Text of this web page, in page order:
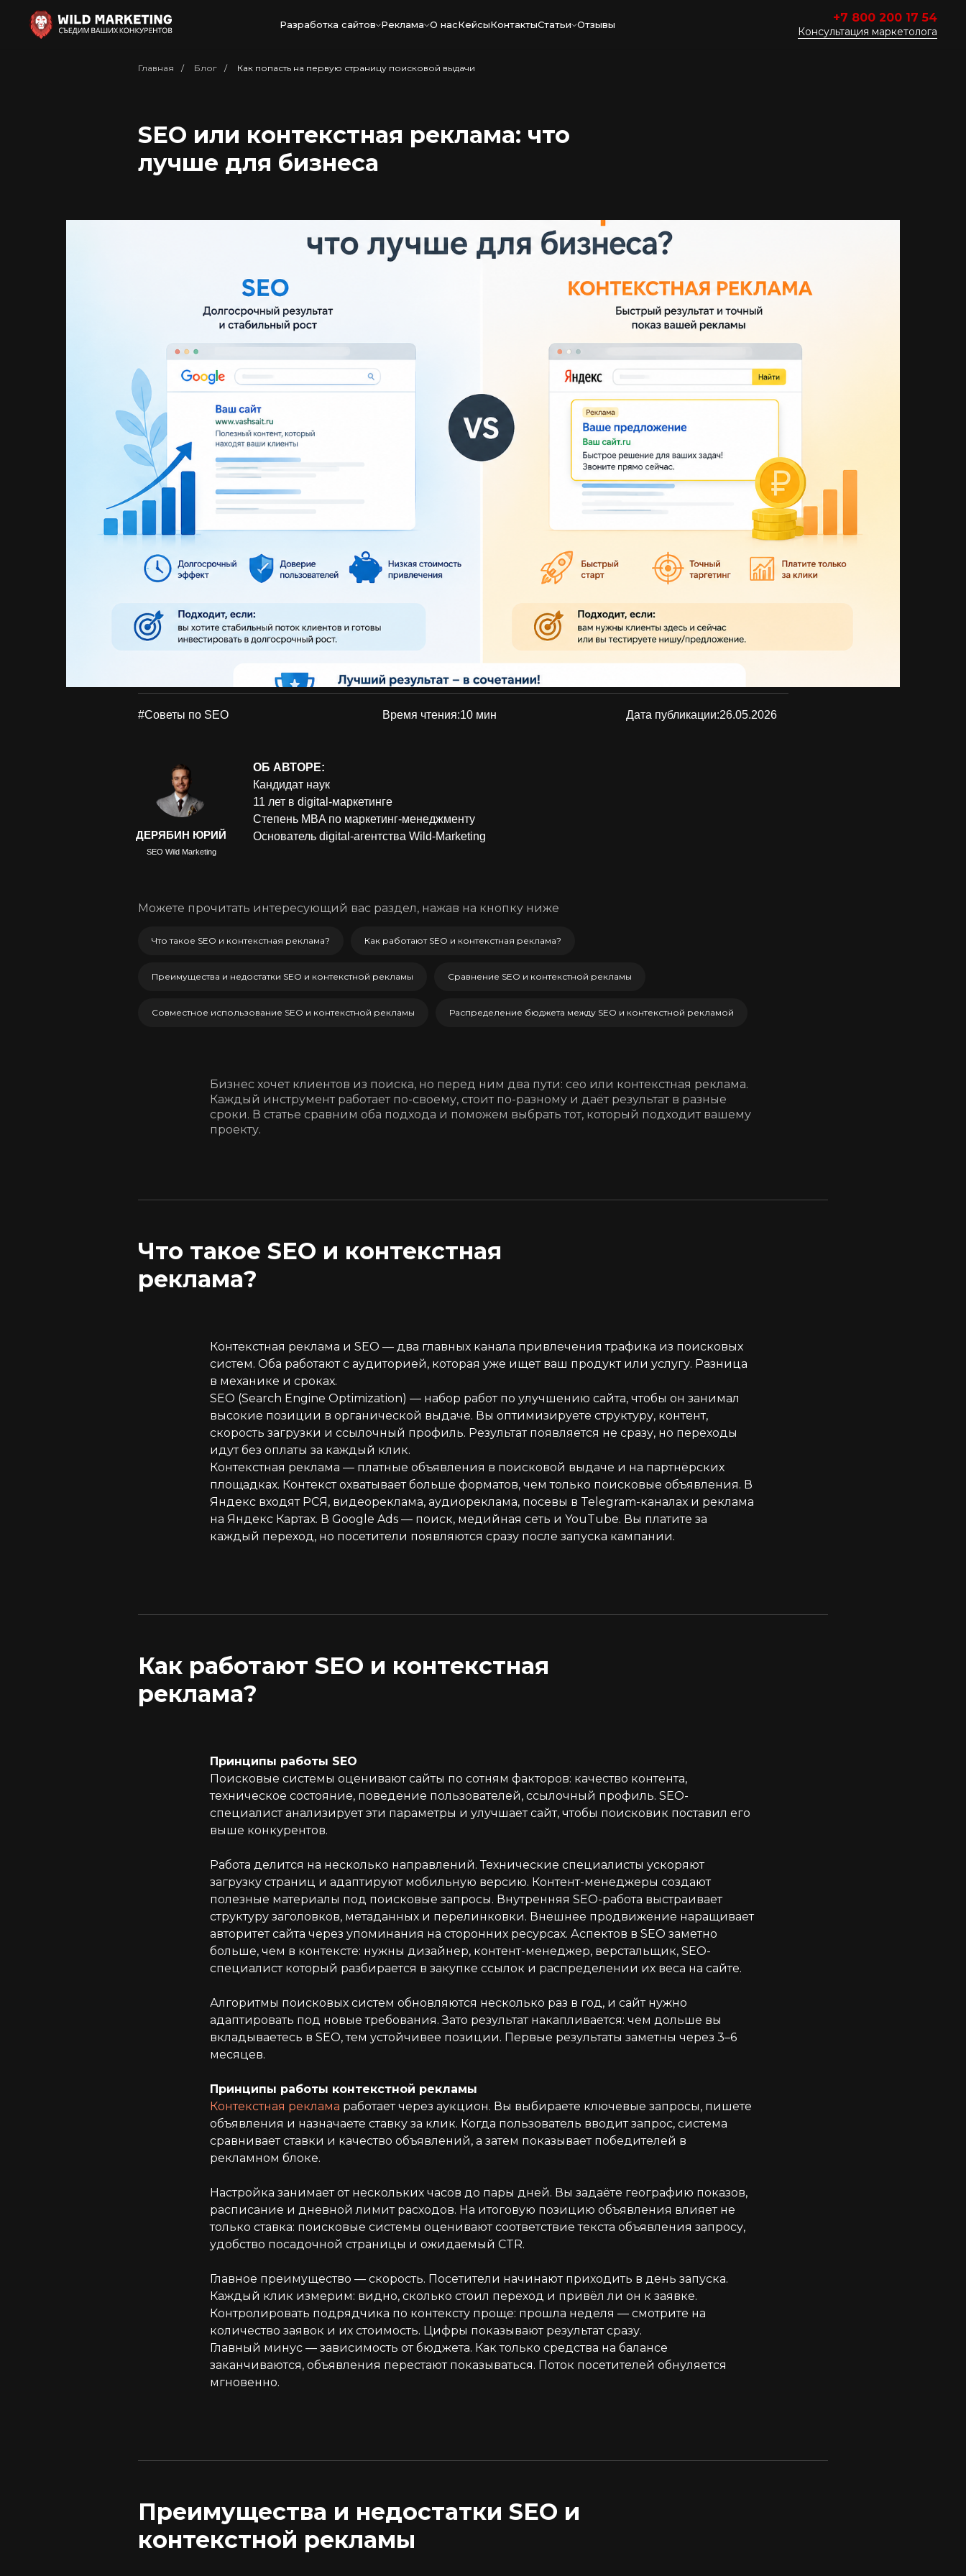
Разработка сайтов Реклама О насКейсыКонтактыСтатьи Отзывы +7 800 200 17 54
Консультация маркетолога
Главная / Блог / Как попасть на первую страницу поисковой выдачи
SEO или контекстная реклама: что
лучше для бизнеса
#Советы по SEO Время чтения:10 мин Дата публикации:26.05.2026
ОБ АВТОРЕ:
Кандидат наук
11 лет в digital-маркетинге
Степень MBA по маркетинг-менеджменту
Основатель digital-агентства Wild-Marketing
ДЕРЯБИН ЮРИЙ
SEO Wild Marketing
Можете прочитать интересующий вас раздел, нажав на кнопку ниже
Что такое SEO и контекстная реклама? Как работают SEO и контекстная реклама?
Преимущества и недостатки SEO и контекстной рекламы Сравнение SEO и контекстной рекламы
Совместное использование SEO и контекстной рекламы Распределение бюджета между SEO и контекстной рекламой
Бизнес хочет клиентов из поиска, но перед ним два пути: сео или контекстная реклама.
Каждый инструмент работает по-своему, стоит по-разному и даёт результат в разные
сроки. В статье сравним оба подхода и поможем выбрать тот, который подходит вашему
проекту.
Что такое SEO и контекстная
реклама?
Контекстная реклама и SEO — два главных канала привлечения трафика из поисковых
систем. Оба работают с аудиторией, которая уже ищет ваш продукт или услугу. Разница
в механике и сроках.
SEO (Search Engine Optimization) — набор работ по улучшению сайта, чтобы он занимал
высокие позиции в органической выдаче. Вы оптимизируете структуру, контент,
скорость загрузки и ссылочный профиль. Результат появляется не сразу, но переходы
идут без оплаты за каждый клик.
Контекстная реклама — платные объявления в поисковой выдаче и на партнёрских
площадках. Контекст охватывает больше форматов, чем только поисковые объявления. В
Яндекс входят РСЯ, видеореклама, аудиореклама, посевы в Telegram-каналах и реклама
на Яндекс Картах. В Google Ads — поиск, медийная сеть и YouTube. Вы платите за
каждый переход, но посетители появляются сразу после запуска кампании.
Как работают SEO и контекстная
реклама?
Принципы работы SEO
Поисковые системы оценивают сайты по сотням факторов: качество контента,
техническое состояние, поведение пользователей, ссылочный профиль. SEO-
специалист анализирует эти параметры и улучшает сайт, чтобы поисковик поставил его
выше конкурентов.
Работа делится на несколько направлений. Технические специалисты ускоряют
загрузку страниц и адаптируют мобильную версию. Контент-менеджеры создают
полезные материалы под поисковые запросы. Внутренняя SEO-работа выстраивает
структуру заголовков, метаданных и перелинковки. Внешнее продвижение наращивает
авторитет сайта через упоминания на сторонних ресурсах. Аспектов в SEO заметно
больше, чем в контексте: нужны дизайнер, контент-менеджер, верстальщик, SEO-
специалист который разбирается в закупке ссылок и распределении их веса на сайте.
Алгоритмы поисковых систем обновляются несколько раз в год, и сайт нужно
адаптировать под новые требования. Зато результат накапливается: чем дольше вы
вкладываетесь в SEO, тем устойчивее позиции. Первые результаты заметны через 3–6
месяцев.
Принципы работы контекстной рекламы
Контекстная реклама работает через аукцион. Вы выбираете ключевые запросы, пишете
объявления и назначаете ставку за клик. Когда пользователь вводит запрос, система
сравнивает ставки и качество объявлений, а затем показывает победителей в
рекламном блоке.
Настройка занимает от нескольких часов до пары дней. Вы задаёте географию показов,
расписание и дневной лимит расходов. На итоговую позицию объявления влияет не
только ставка: поисковые системы оценивают соответствие текста объявления запросу,
удобство посадочной страницы и ожидаемый CTR.
Главное преимущество — скорость. Посетители начинают приходить в день запуска.
Каждый клик измерим: видно, сколько стоил переход и привёл ли он к заявке.
Контролировать подрядчика по контексту проще: прошла неделя — смотрите на
количество заявок и их стоимость. Цифры показывают результат сразу.
Главный минус — зависимость от бюджета. Как только средства на балансе
заканчиваются, объявления перестают показываться. Поток посетителей обнуляется
мгновенно.
Преимущества и недостатки SEO и
контекстной рекламы